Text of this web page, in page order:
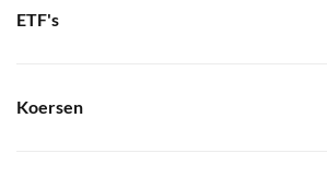
ETF's
Koersen